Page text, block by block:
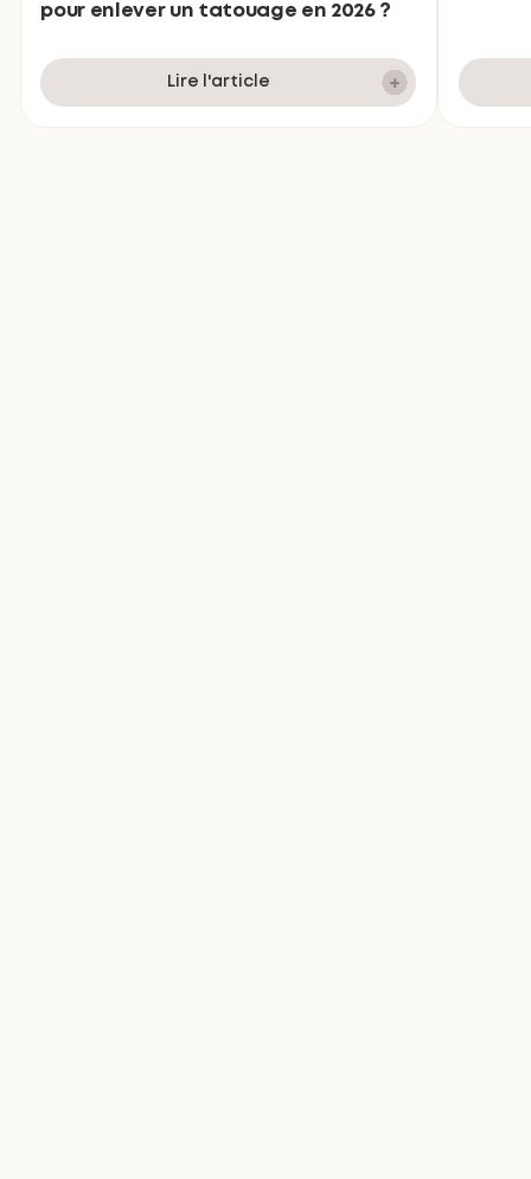
pour enlever un tatouage en 2026 ?
Lire l'article